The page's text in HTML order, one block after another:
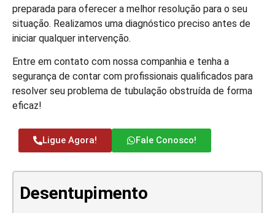
preparada para oferecer a melhor resolução para o seu
situação. Realizamos uma diagnóstico preciso antes de
iniciar qualquer intervenção.
Entre em contato com nossa companhia e tenha a
segurança de contar com profissionais qualificados para
resolver seu problema de tubulação obstruída de forma
eficaz!
Ligue Agora! Fale Conosco!
Desentupimento